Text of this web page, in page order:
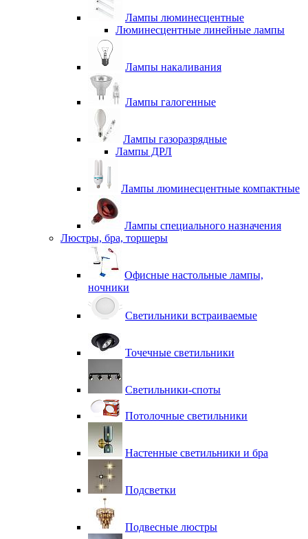
Лампы люминесцентные
Люминесцентные линейные лампы
Лампы накаливания
Лампы галогенные
Лампы газоразрядные
Лампы ДРЛ
Лампы люминесцентные компактные
Лампы специального назначения
Люстры, бра, торшеры
Офисные настольные лампы,
ночники
Светильники встраиваемые
Точечные светильники
Светильники-споты
Потолочные светильники
Настенные светильники и бра
Подсветки
Подвесные люстры